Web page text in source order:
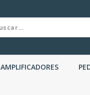
AMPLIFICADORES